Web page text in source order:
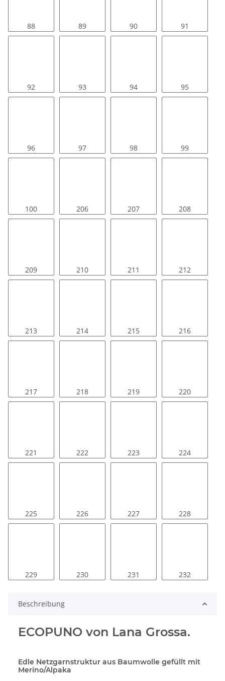
88 89 90 91
92 93 94 95
96 97 98 99
100 206 207 208
209 210 211 212
213 214 215 216
217 218 219 220
221 222 223 224
225 226 227 228
229 230 231 232
Beschreibung
ECOPUNO von Lana Grossa.
Edle Netzgarnstruktur aus Baumwolle gefüllt mit
Merino/Alpaka